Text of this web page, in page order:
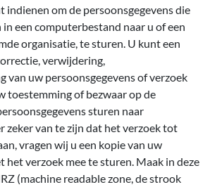
indienen om de persoonsgegevens die
een computerbestand naar u of een
organisatie, te sturen. U kunt een
verwijdering,
van uw persoonsgegevens of verzoek
toestemming of bezwaar op de
sturen naar
zeker van te zijn dat het verzoek tot
vragen wij u een kopie van uw
verzoek mee te sturen. Maak in deze
(machine readable zone, de strook